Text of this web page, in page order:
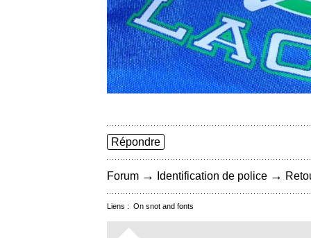
Répondre
Forum → Identification de police →
Liens : On snot and fonts